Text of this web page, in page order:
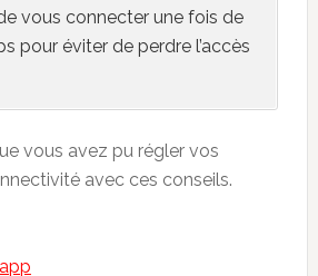
vous connecter une fois de
pour éviter de perdre l’accès
vous avez pu régler vos
avec ces conseils.